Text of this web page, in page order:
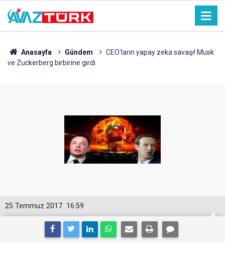
Anasayfa Gündem
CEO'ların yapay zeka savaşı! Musk
ve Zuckerberg birbirine girdi
16:59
25 Temmuz 2017